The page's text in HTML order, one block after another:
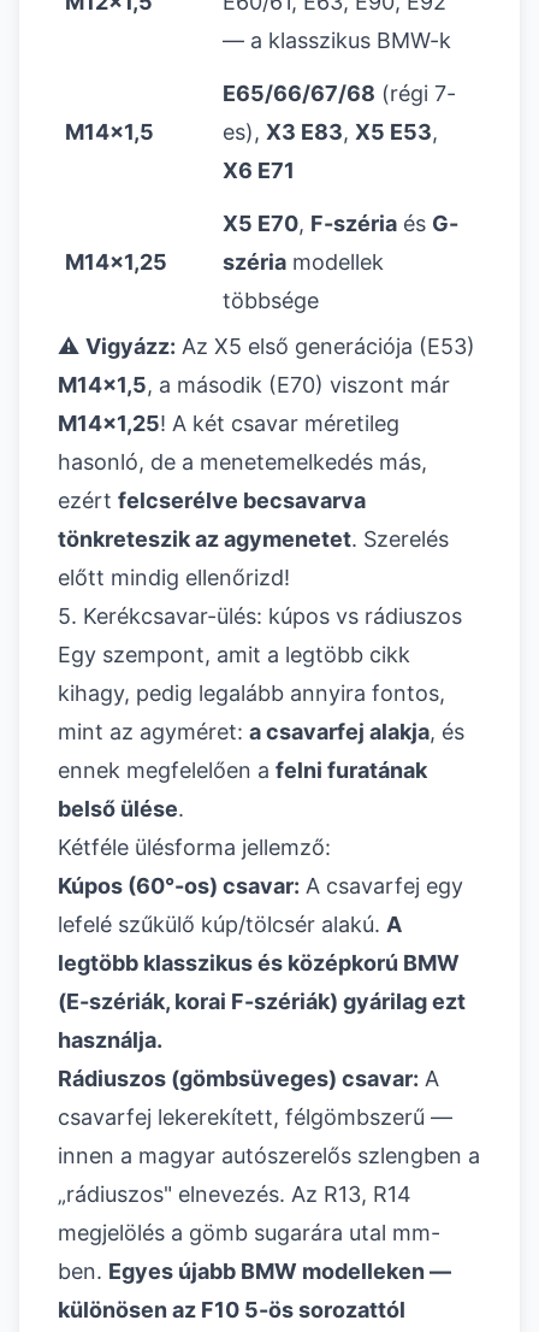
— a klasszikus BMW-k
M14x1,5
E65/66/67/68 (régi 7-
es),X3 E83,X5 E53,
X6 E71
M14x1,25
X5 E70, F-széria és G-
széria modellek
többsége
⚠️ Vigyázz: Az X5 első generációja (E53)
M14x1,5, a második (E70) viszont már
M14x1,25! A két csavar méretileg
hasonló, de a menetemelkedés más,
ezért felcserélve becsavarva
tönkreteszik az agymenetet. Szerelés
előtt mindig ellenőrizd!
5. Kerékcsavar-ülés: kúpos vs rádiuszos
Egy szempont, amit a legtöbb cikk
kihagy, pedig legalább annyira fontos,
mint az agyméret: a csavarfej alakja, és
ennek megfelelően a felni furatának
belső ülése.
Kétféle ülésforma jellemző:
Kúpos (60°-os) csavar: A csavarfej egy
lefelé szűkülő kúp/tölcsér alakú. A
legtöbb klasszikus és középkorú BMW
(E-szériák, korai F-szériák) gyárilag ezt
használja.
Rádiuszos (gömbsüveges) csavar: A
csavarfej lekerekített, félgömbszerű —
innen a magyar autószerelős szlengben a
„rádiuszos" elnevezés. Az R13, R14
megjelölés a gömb sugarára utal mm-
ben. Egyes újabb BMW modelleken —
különösen az F10 5-ös sorozattól